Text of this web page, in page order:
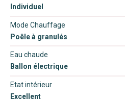
Individuel
Mode Chauffage
Poêle à granulés
Eau chaude
Ballon électrique
Etat intérieur
Excellent